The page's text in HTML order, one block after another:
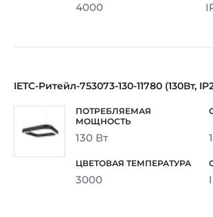
4000
IETC-Ритейл-753073-130-11780 (130Вт,
130 Вт
3000